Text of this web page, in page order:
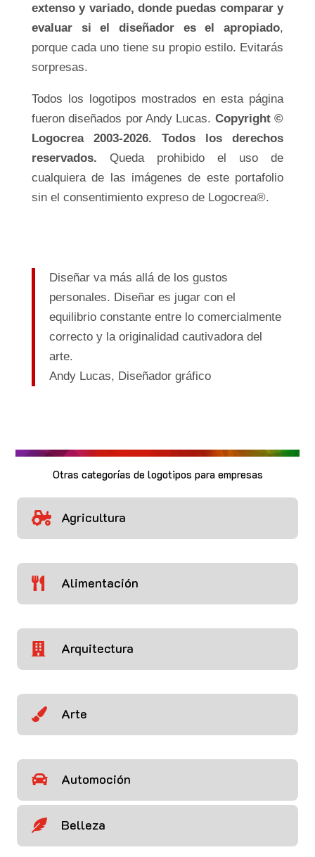
extenso y variado, donde puedas comparar y
evaluar si el diseñador es el apropiado,
porque cada uno tiene su propio estilo. Evitarás
sorpresas.
Todos los logotipos mostrados en esta página
fueron diseñados por Andy Lucas. Copyright ©
Logocrea 2003-2026. Todos los derechos
reservados. Queda prohibido el uso de
cualquiera de las imágenes de este portafolio
sin el consentimiento expreso de Logocrea®.
Diseñar va más allá de los gustos
personales. Diseñar es jugar con el
equilibrio constante entre lo comercialmente
correcto y la originalidad cautivadora del
arte.
Andy Lucas, Diseñador gráfico
Otras categorías de logotipos para empresas
 Agricultura
 Alimentación
 Arquitectura
 Arte
 Automoción
 Belleza